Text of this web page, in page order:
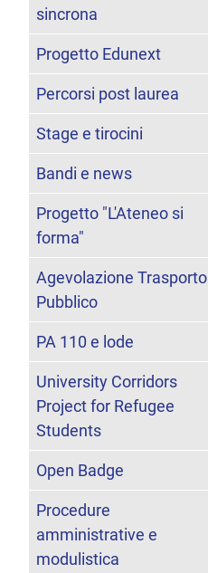
sincrona
Progetto Edunext
Percorsi post laurea
Stage e tirocini
Bandi e news
Progetto "L'Ateneo si
forma"
Agevolazione Trasporto
Pubblico
PA 110 e lode
University Corridors
Project for Refugee
Students
Open Badge
Procedure
amministrative e
modulistica